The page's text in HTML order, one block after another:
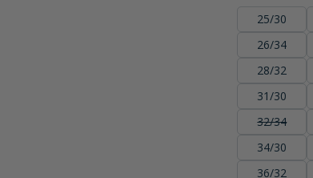
25/30
26/34
28/32
31/30
32/34
34/30
36/32